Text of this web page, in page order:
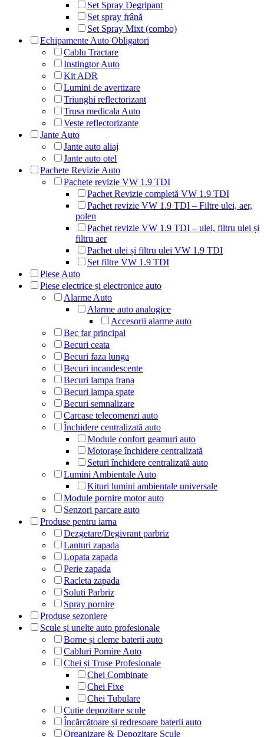
Set Spray Degripant
Set spray frână
Set Spray Mixt (combo)
Echipamente Auto Obligatori
Cablu Tractare
Instingtor Auto
Kit ADR
Lumini de avertizare
Triunghi reflectorizant
Trusa medicala Auto
Veste reflectorizante
Jante Auto
Jante auto aliaj
Jante auto otel
Pachete Revizie Auto
Pachete revizie VW 1.9 TDI
Pachet Revizie completă VW 1.9 TDI
Pachet revizie VW 1.9 TDI – Filtre ulei, aer,
polen
Pachet revizie VW 1.9 TDI – ulei, filtru ulei și
filtru aer
Pachet ulei și filtru ulei VW 1.9 TDI
Set filtre VW 1.9 TDI
Piese Auto
Piese electrice și electronice auto
Alarme Auto
Alarme auto analogice
Accesorii alarme auto
Bec far principal
Becuri ceata
Becuri faza lunga
Becuri incandescente
Becuri lampa frana
Becuri lampa spate
Becuri semnalizare
Carcase telecomenzi auto
Închidere centralizată auto
Module confort geamuri auto
Motorașe închidere centralizată
Seturi închidere centralizată auto
Lumini Ambientale Auto
Kituri lumini ambientale universale
Module pornire motor auto
Senzori parcare auto
Produse pentru iarna
Dezgetare/Degivrant parbriz
Lanturi zapada
Lopata zapada
Perie zapada
Racleta zapada
Soluti Parbriz
Spray pornire
Produse sezoniere
Scule și unelte auto profesionale
Borne și cleme baterii auto
Cabluri Pornire Auto
Chei și Truse Profesionale
Chei Combinate
Chei Fixe
Chei Tubulare
Cutie depozitare scule
Încărcătoare și redresoare baterii auto
Organizare & Depozitare Scule